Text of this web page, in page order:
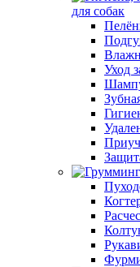
для собак
Уход